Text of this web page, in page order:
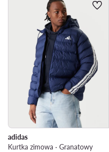
adidas
Kurtka zimowa · Granatowy